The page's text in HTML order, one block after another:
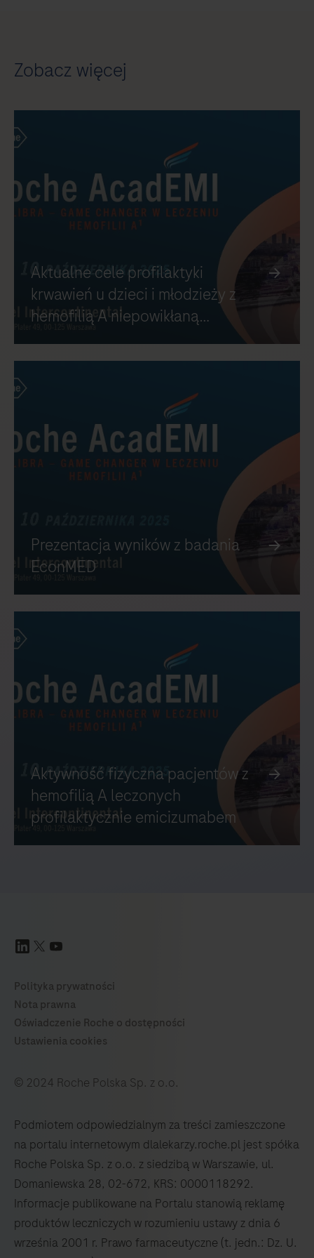
© 2024 Roche Polska Sp. z o.o.
Podmiotem odpowiedzialnym za treści zamieszczone
na portalu internetowym dlalekarzy.roche.pl jest spółka
Roche Polska Sp. z o.o. z siedzibą w Warszawie, ul.
Domaniewska 28, 02-672, KRS: 0000118292.
Informacje publikowane na Portalu stanowią reklamę
produktów leczniczych w rozumieniu ustawy z dnia 6
września 2001 r. Prawo farmaceutyczne (t. jedn.: Dz. U.